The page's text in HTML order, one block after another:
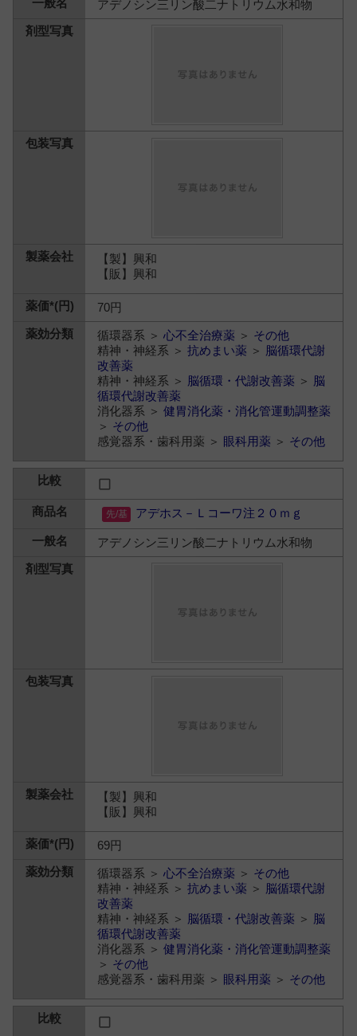
アデノシン三リン酸二ナトリウム水和物
【製】興和
【販】興和
70円
循環器系 ＞心不全治療薬 ＞ その他
精神・神経系 ＞抗めまい薬 ＞ 脳循環代謝
改善薬
精神・神経系 ＞ 脳循環・代謝改善薬 ＞ 脳
循環代謝改善薬
消化器系 ＞健胃消化薬・消化管運動調整薬
＞ その他
感覚器系・歯科用薬 ＞ 眼科用薬 ＞ その他
アデホス－Ｌコーワ注２０ｍｇ
アデノシン三リン酸二ナトリウム水和物
【製】興和
【販】興和
69円
循環器系 ＞心不全治療薬 ＞ その他
精神・神経系 ＞抗めまい薬 ＞ 脳循環代謝
改善薬
精神・神経系 ＞ 脳循環・代謝改善薬 ＞ 脳
循環代謝改善薬
消化器系 ＞健胃消化薬・消化管運動調整薬
＞ その他
感覚器系・歯科用薬 ＞ 眼科用薬 ＞ その他